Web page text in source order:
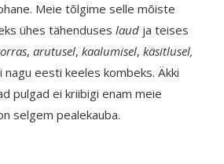
Meie tõlgime selle mõiste
ühes tähenduseslaud ja teises
,arutusel,kaalumisel,käsitlusel,
nagu eesti keeles kombeks. Äkki
pulgad ei kriibigi enam meie
selgem pealekauba.